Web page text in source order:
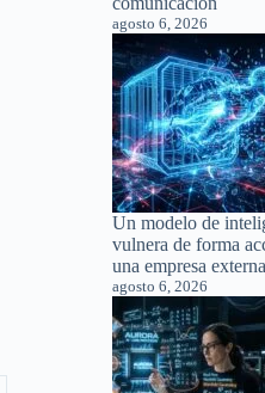
agosto 6, 2026
Un modelo de
vulnera de forma
una empresa externa
agosto 6, 2026